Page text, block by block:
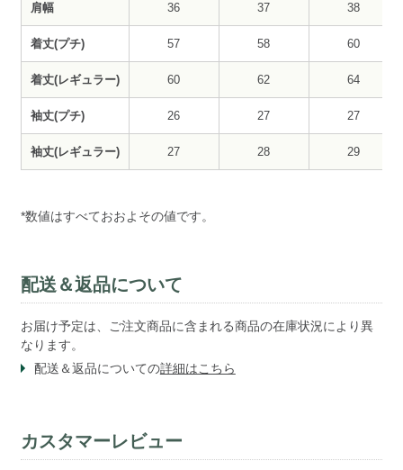
肩幅 36 37 38
着丈(プチ) 57 58 60
着丈(レギュラー) 60 62 64
袖丈(プチ) 26 27 27
袖丈(レギュラー) 27 28 29
*数値はすべておおよその値です。
配送＆返品について
お届け予定は、ご注文商品に含まれる商品の在庫状況により異
なります。
配送＆返品についての詳細はこちら
カスタマーレビュー